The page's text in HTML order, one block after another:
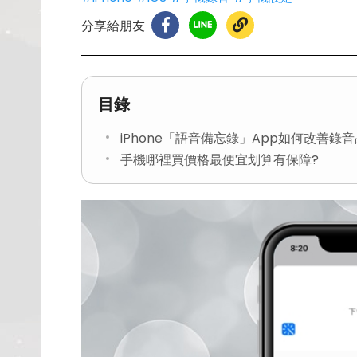
分享給朋友
目錄
iPhone「語音備忘錄」App如何改善錄
手機哪裡買價格最便宜划算有保障?